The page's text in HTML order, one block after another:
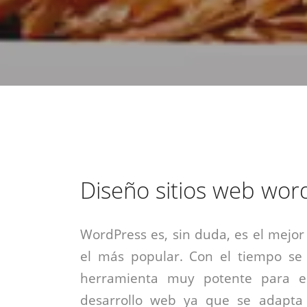
marketing digital.
ASESORATE POR UN EXPERTO
DESDE $15 UF.
HABLAR CON EJECUTIVO
¡COTIZA AQUÍ!
Diseño sitios web
WordPress es, sin duda, es el
el más popular. Con el tiempo
herramienta muy potente para
desarrollo web ya que se